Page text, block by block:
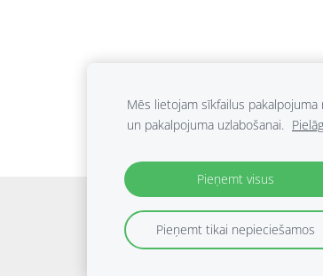
Mēs lietojam sīkfailus
un pakalpojuma uzlabošanai.
Pieņemt visus
Pieņemt tikai nepieciešamos